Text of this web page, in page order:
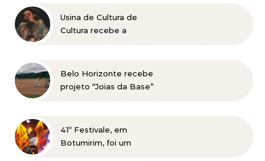
Usina de Cultura de
Cultura recebe a
Belo Horizonte recebe
projeto “Joias da Base”
41º Festivale, em
Botumirim, foi um